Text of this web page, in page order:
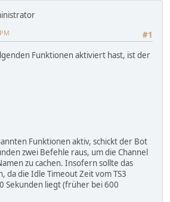
#1
Funktionen aktiviert hast, ist der
Funktionen aktiv, schickt der Bot
zwei Befehle raus, um die Channel
zu cachen. Insofern sollte das
da die Idle Timeout Zeit vom TS3
Sekunden liegt (früher bei 600